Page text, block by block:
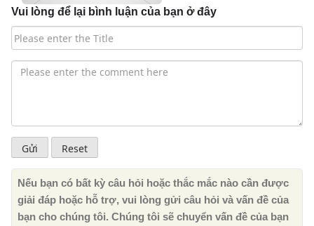
Vui lòng để lại bình luận của bạn ở đây
Nếu bạn có bất kỳ câu hỏi hoặc thắc mắc nào cần được
giải đáp hoặc hỗ trợ, vui lòng gửi câu hỏi và vấn đề của
bạn cho chúng tôi. Chúng tôi sẽ chuyển vấn đề của bạn